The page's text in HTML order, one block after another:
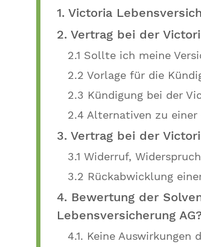
1. Victoria
2. Vertrag bei der
2.1 Sollte ich meine
2.2 Vorlage für die
2.3 Kündigung bei der
2.4 Alternativen zu einer
3. Vertrag bei der
3.1 Widerruf,
3.2 Rückabwicklung
4. Bewertung der
Lebensversicherung
4.1. Keine Auswirkungen